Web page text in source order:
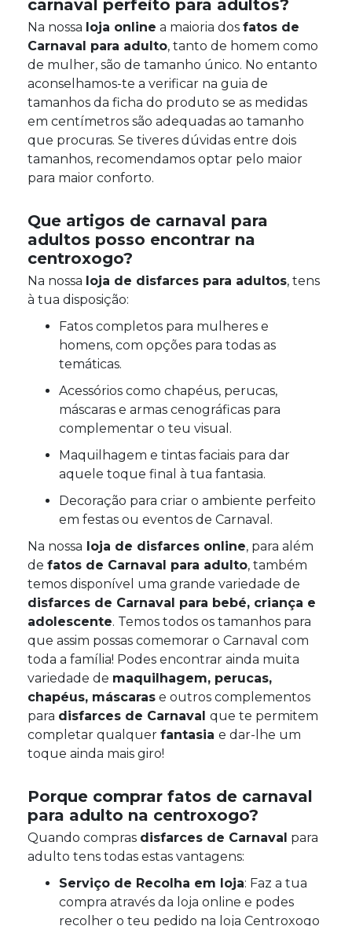
carnaval perfeito para adultos?
Na nossa loja online a maioria dos fatos de
Carnaval para adulto, tanto de homem como
de mulher, são de tamanho único. No entanto
aconselhamos-te a verificar na guia de
tamanhos da ficha do produto se as medidas
em centímetros são adequadas ao tamanho
que procuras. Se tiveres dúvidas entre dois
tamanhos, recomendamos optar pelo maior
para maior conforto.
Que artigos de carnaval para
adultos posso encontrar na
centroxogo?
Na nossa loja de disfarces para adultos, tens
à tua disposição:
Fatos completos para mulheres e
homens, com opções para todas as
temáticas.
Acessórios como chapéus, perucas,
máscaras e armas cenográficas para
complementar o teu visual.
Maquilhagem e tintas faciais para dar
aquele toque final à tua fantasia.
Decoração para criar o ambiente perfeito
em festas ou eventos de Carnaval.
Na nossa loja de disfarces online, para além
de fatos de Carnaval para adulto, também
temos disponível uma grande variedade de
disfarces de Carnaval para bebé, criança e
adolescente. Temos todos os tamanhos para
que assim possas comemorar o Carnaval com
toda a família! Podes encontrar ainda muita
variedade de maquilhagem, perucas,
chapéus, máscaras e outros complementos
para disfarces de Carnaval que te permitem
completar qualquer fantasia e dar-lhe um
toque ainda mais giro!
Porque comprar fatos de carnaval
para adulto na centroxogo?
Quando compras disfarces de Carnaval para
adulto tens todas estas vantagens:
Serviço de Recolha em loja: Faz a tua
compra através da loja online e podes
recolher o teu pedido na loja Centroxogo